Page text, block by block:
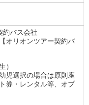
約バス会社
【オリオンツアー契約バ
）
児選択の場合は原則座
券・レンタル等、オプ